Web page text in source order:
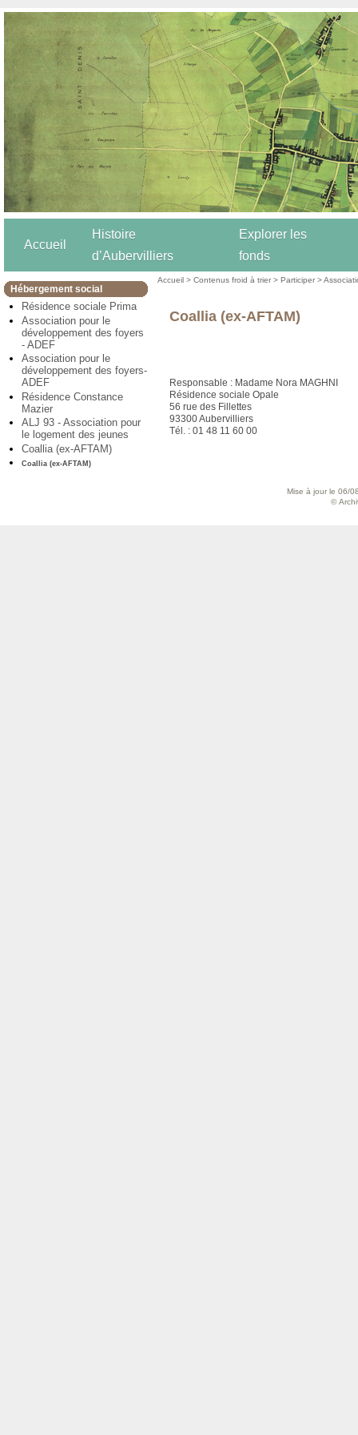
Accueil
Histoire
d’Aubervilliers
Explorer les
fonds
Hébergement social
Résidence sociale Prima
Association pour le
développement des foyers
- ADEF
Association pour le
développement des foyers-
ADEF
Résidence Constance
Mazier
ALJ 93 - Association pour
le logement des jeunes
Coallia (ex-AFTAM)
Coallia (ex-AFTAM)
Accueil >Contenus froid à trier >Participer >
Coallia (ex-AFTAM)
Responsable : Madame Nora MAGHNI
Résidence sociale Opale
56 rue des Fillettes
93300 Aubervilliers
Tél. : 01 48 11 60 00
Mise à jour le 06/
©